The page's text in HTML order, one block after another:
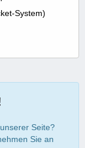
System)
Seite?
Sie an